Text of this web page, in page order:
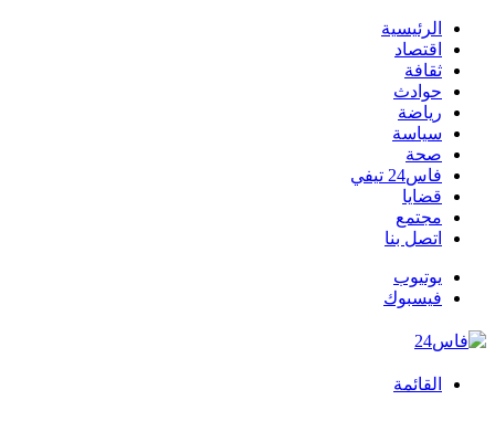
الرئيسية
اقتصاد
ثقافة
حوادث
رياضة
سياسة
صحة
فاس24 تيفي
قضايا
مجتمع
اتصل بنا
يوتيوب
فيسبوك
القائمة